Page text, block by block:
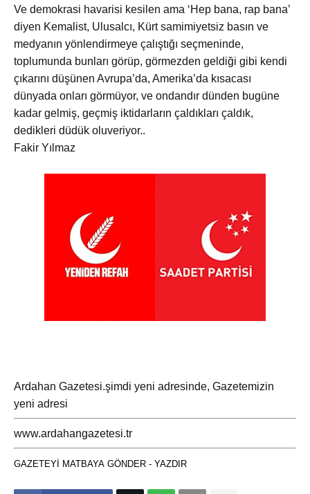
Ve demokrasi havarisi kesilen ama ‘Hep bana, rap bana’
diyen Kemalist, Ulusalcı, Kürt samimiyetsiz basın ve
medyanın yönlendirmeye çalıştığı seçmeninde,
toplumunda bunları görüp, görmezden geldiği gibi kendi
çıkarını düşünen Avrupa’da, Amerika’da kısacası
dünyada onları görmüyor, ve ondandır dünden bugüne
kadar gelmiş, geçmiş iktidarların çaldıkları çaldık,
dedikleri düdük oluveriyor..
Fakir Yılmaz
Ardahan Gazetesi.şimdi yeni adresinde, Gazetemizin
yeni adresi
www.ardahangazetesi.tr